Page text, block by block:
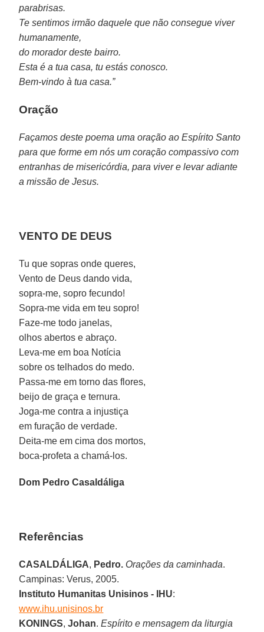
parabrisas.
Te sentimos irmão daquele que não consegue viver
humanamente,
do morador deste bairro.
Esta é a tua casa, tu estás conosco.
Bem-vindo à tua casa.”
Oração
Façamos deste poema uma oração ao Espírito Santo
para que forme em nós um coração compassivo com
entranhas de misericórdia, para viver e levar adiante
a missão de Jesus.
VENTO DE DEUS
Tu que sopras onde queres,
Vento de Deus dando vida,
sopra-me, sopro fecundo!
Sopra-me vida em teu sopro!
Faze-me todo janelas,
olhos abertos e abraço.
Leva-me em boa Notícia
sobre os telhados do medo.
Passa-me em torno das flores,
beijo de graça e ternura.
Joga-me contra a injustiça
em furação de verdade.
Deita-me em cima dos mortos,
boca-profeta a chamá-los.
Dom Pedro Casaldáliga
Referências
CASALDÁLIGA, Pedro. Orações da caminhada.
Campinas: Verus, 2005.
Instituto Humanitas Unisinos - IHU:
www.ihu.unisinos.br
KONINGS,Johan.Espírito e mensagem da liturgia